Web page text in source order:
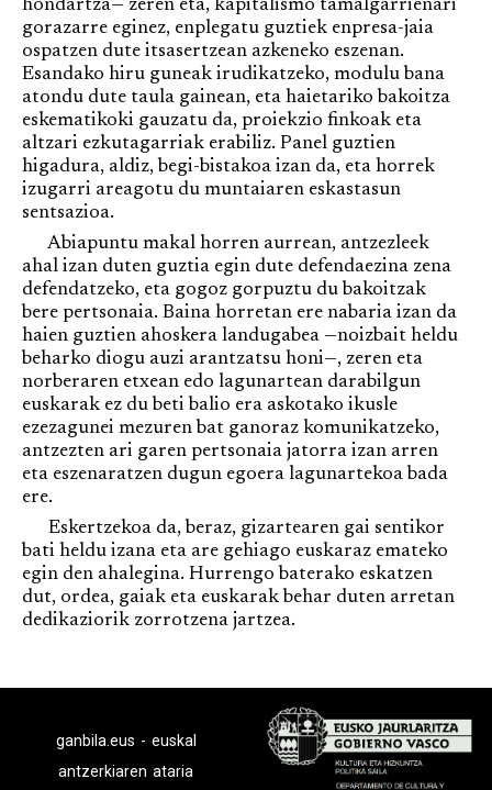
hondartza— zeren eta, kapitalismo tamalgarrienari
gorazarre eginez, enplegatu guztiek enpresa-jaia
ospatzen dute itsasertzean azkeneko eszenan.
Esandako hiru guneak irudikatzeko, modulu bana
atondu dute taula gainean, eta haietariko bakoitza
eskematikoki gauzatu da, proiekzio finkoak eta
altzari ezkutagarriak erabiliz. Panel guztien
higadura, aldiz, begi-bistakoa izan da, eta horrek
izugarri areagotu du muntaiaren eskastasun
sentsazioa.
Abiapuntu makal horren aurrean, antzezleek
ahal izan duten guztia egin dute defendaezina zena
defendatzeko, eta gogoz gorpuztu du bakoitzak
bere pertsonaia. Baina horretan ere nabaria izan da
haien guztien ahoskera landugabea —noizbait heldu
beharko diogu auzi arantzatsu honi—, zeren eta
norberaren etxean edo lagunartean darabilgun
euskarak ez du beti balio era askotako ikusle
ezezagunei mezuren bat ganoraz komunikatzeko,
antzezten ari garen pertsonaia jatorra izan arren
eta eszenaratzen dugun egoera lagunartekoa bada
ere.
Eskertzekoa da, beraz, gizartearen gai sentikor
bati heldu izana eta are gehiago euskaraz emateko
egin den ahalegina. Hurrengo baterako eskatzen
dut, ordea, gaiak eta euskarak behar duten arretan
dedikaziorik zorrotzena jartzea.
ganbila.eus - euskal
antzerkiaren ataria